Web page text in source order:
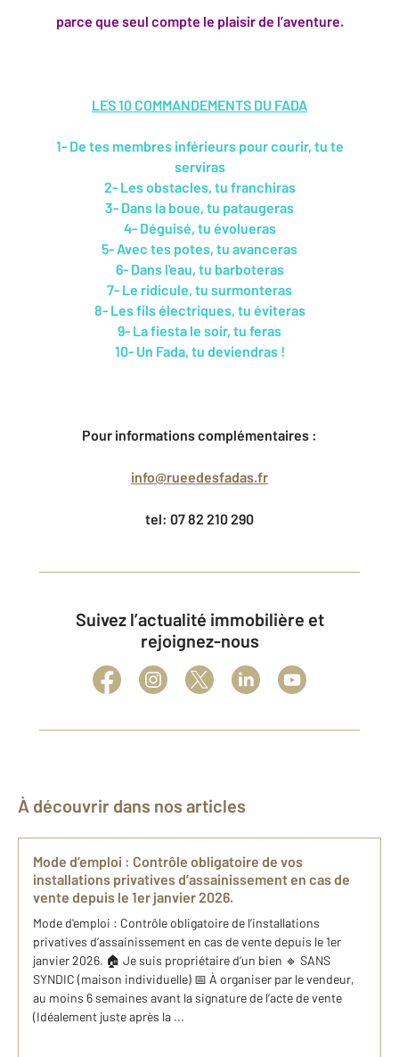
parce que seul compte le plaisir de l’aventure.
LES 10 COMMANDEMENTS DU FADA
1- De tes membres inférieurs pour courir, tu te
serviras
2- Les obstacles, tu franchiras
3- Dans la boue, tu pataugeras
4- Déguisé, tu évolueras
5- Avec tes potes, tu avanceras
6- Dans l'eau, tu barboteras
7- Le ridicule, tu surmonteras
8- Les fils électriques, tu éviteras
9- La fiesta le soir, tu feras
10- Un Fada, tu deviendras !
Pour informations complémentaires :
info@rueedesfadas.fr
tel: 07 82 210 290
Suivez l’actualité immobilière et
rejoignez-nous
À découvrir dans nos articles
Mode d’emploi : Contrôle obligatoire de vos
installations privatives d’assainissement en cas de
vente depuis le 1er janvier 2026.
Mode d'emploi : Contrôle obligatoire de l’installations
privatives d’assainissement en cas de vente depuis le 1er
janvier 2026. 🏠 Je suis propriétaire d’un bien 🔹 SANS
SYNDIC (maison individuelle) 📅 À organiser par le vendeur,
au moins 6 semaines avant la signature de l’acte de vente
(Idéalement juste après la ...